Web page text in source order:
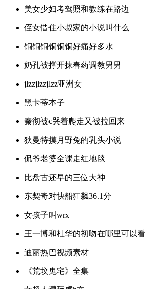
美女少妇考驾照和教练在路边
侄女借住小叔家的小说叫什么
铜铜铜铜铜铜好痛好多水
奶孔被撑开抹春药调教男男
jlzzjlzzjlzz亚洲女
黑卡蒂本子
秦彻被c哭着爬走又被拉回来
狄曼特摸月野兔的乳头小说
侃爷老婆全课走红地毯
比盘古还早的三位大神
东契奇对快船狂飙36.1分
女孩子叫wrx
王一博和杜华的初吻在哪里可以看
迪丽热巴视频素材
《荒坟鬼宅》全集